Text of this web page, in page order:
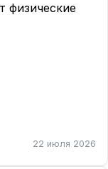
физические
измерить. Их
22 июля 2026